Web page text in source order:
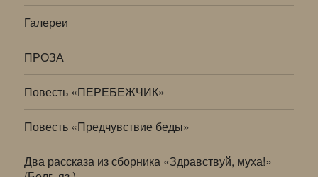
Галереи
ПРОЗА
Повесть «ПЕРЕБЕЖЧИК»
Повесть «Предчувствие беды»
Два рассказа из сборника «Здравствуй, муха!»